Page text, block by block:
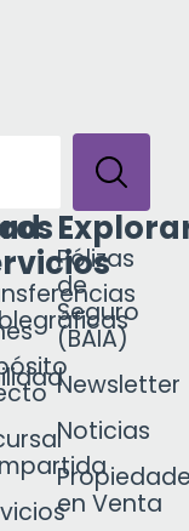
Pólizas
de
Seguro
(BAIA)
Newsletter
Noticias
en Venta